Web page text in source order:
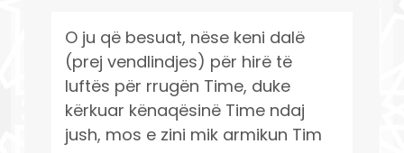
O ju që besuat, nëse keni dalë
(prej vendlindjes) për hirë të
luftës për rrugën Time, duke
kërkuar kënaqësinë Time ndaj
jush, mos e zini mik armikun Tim